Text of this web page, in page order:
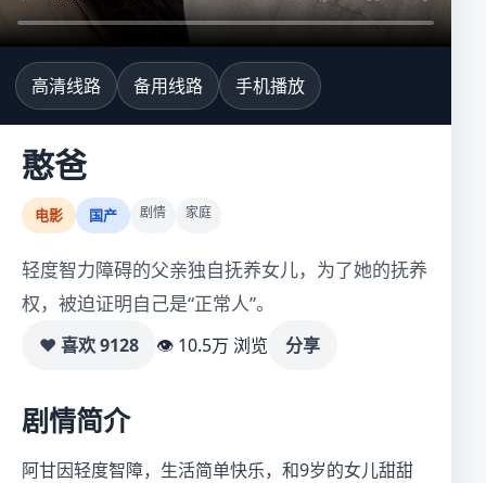
高清线路 备用线路 手机播放
憨爸
电影 国产 剧情 家庭
轻度智力障碍的父亲独自抚养女儿，为了她的抚养
权，被迫证明自己是“正常人”。
♥ 喜欢9128 👁 10.5万 浏览 分享
剧情简介
阿甘因轻度智障，生活简单快乐，和9岁的女儿甜甜